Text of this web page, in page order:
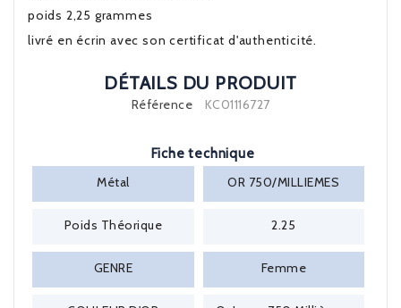
poids 2,25 grammes
livré en écrin avec son certificat d'authenticité.
DÉTAILS DU PRODUIT
Référence KC01116727
Fiche technique
Métal
OR 750/MILLIEMES
Poids Théorique 2.25
GENRE Femme